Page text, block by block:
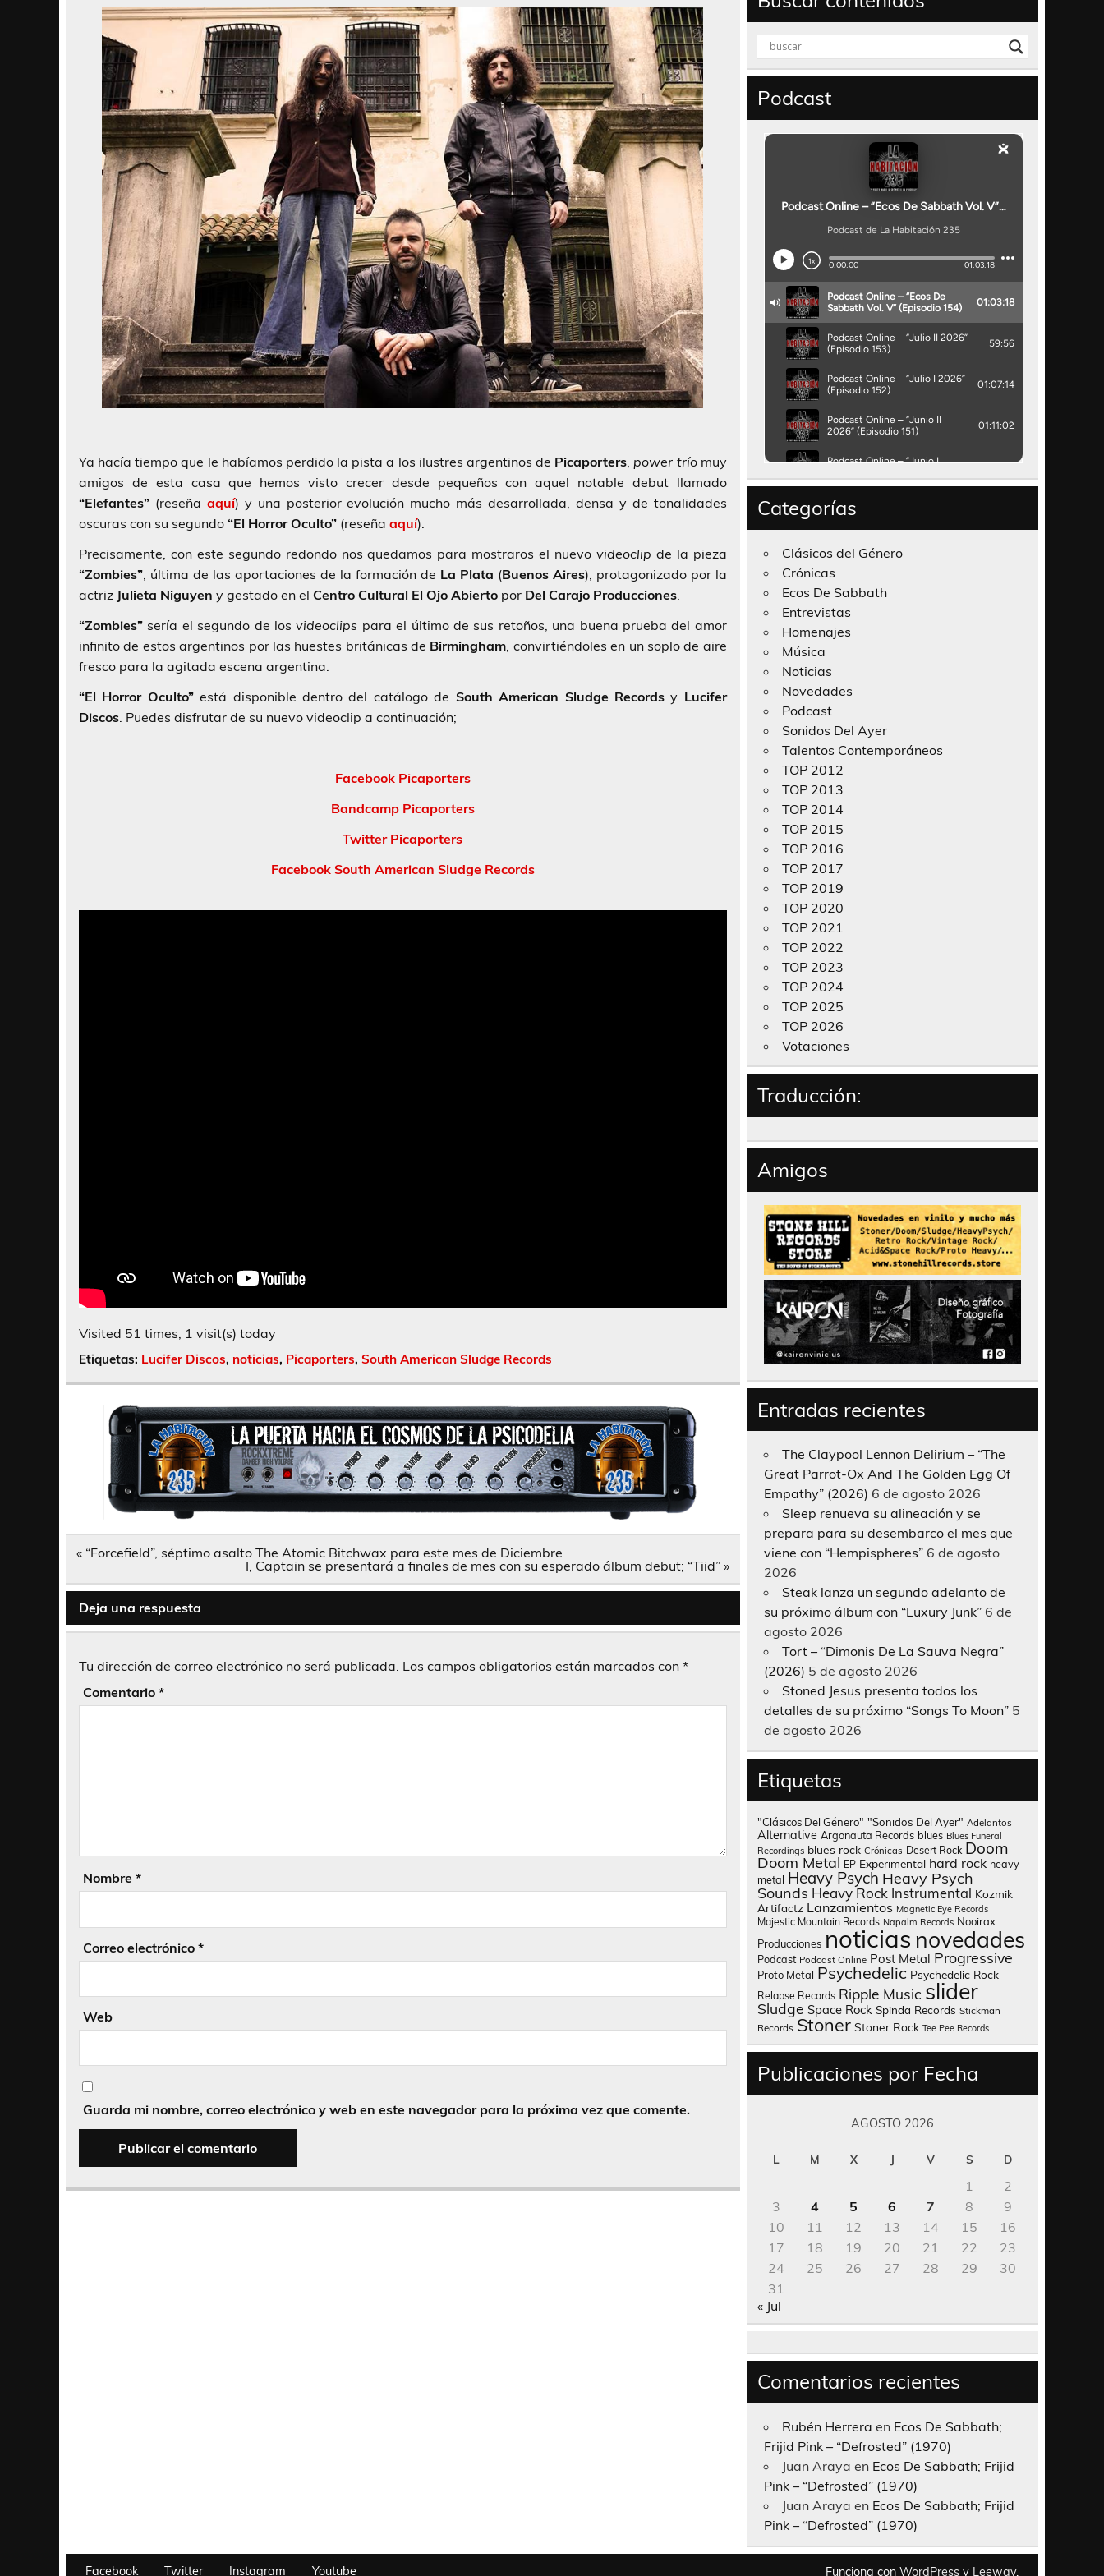
Ya hacía tiempo que le habíamos perdido la pista a los ilustres argentinos de Picaporters, power tríomuy
amigos de esta casa que hemos visto crecer desde pequeños con aquel notable debut llamado
“Elefantes” (reseña aquí) y una posterior evolución mucho más desarrollada, densa y de tonalidades
oscuras con su segundo “El Horror Oculto” (reseña aquí).
Precisamente, con este segundo redondo nos quedamos para mostraros el nuevovideoclip de la pieza
“Zombies”, última de las aportaciones de la formación de La Plata (Buenos Aires), protagonizado por la
actriz Julieta Niguyen y gestado en el Centro Cultural El Ojo Abierto por Del Carajo Producciones.
“Zombies” sería el segundo de losvideoclips para el último de sus retoños, una buena prueba del amor
infinito de estos argentinos por las huestes británicas de Birmingham, convirtiéndoles en un soplo de aire
fresco para la agitada escena argentina.
“El Horror Oculto”está disponible dentro del catálogo de South American Sludge Recordsy Lucifer
Discos. Puedes disfrutar de su nuevo videoclip a continuación;
Facebook Picaporters
Bandcamp Picaporters
Twitter Picaporters
Facebook South American Sludge Records
Visited 51 times, 1 visit(s) today
Etiquetas: Lucifer Discos, noticias, Picaporters, South American Sludge Records
Navegación
« “Forcefield”, séptimo asalto The Atomic Bitchwax para este mes de Diciembre
I, Captain se presentará a finales de mes con su esperado álbum debut; “Tiid” »
Deja una respuesta
Tu dirección de correo electrónico no será publicada. Los campos obligatorios están marcados con *
Comentario *
Nombre *
Correo electrónico *
Web
Guarda mi nombre, correo electrónico y web en este navegador para la próxima vez que comente.
Podcast
Categorías
Clásicos del Género
Crónicas
Ecos De Sabbath
Entrevistas
Homenajes
Música
Noticias
Novedades
Podcast
Sonidos Del Ayer
Talentos Contemporáneos
TOP 2012
TOP 2013
TOP 2014
TOP 2015
TOP 2016
TOP 2017
TOP 2019
TOP 2020
TOP 2021
TOP 2022
TOP 2023
TOP 2024
TOP 2025
TOP 2026
Votaciones
Traducción:
Amigos
Entradas recientes
The Claypool Lennon Delirium – “The
Great Parrot-Ox And The Golden Egg Of
Empathy” (2026) 6 de agosto 2026
Sleep renueva su alineación y se
prepara para su desembarco el mes que
viene con “Hempispheres” 6 de agosto
2026
Steak lanza un segundo adelanto de
su próximo álbum con “Luxury Junk” 6 de
agosto 2026
Tort – “Dimonis De La Sauva Negra”
(2026) 5 de agosto 2026
Stoned Jesus presenta todos los
detalles de su próximo “Songs To Moon” 5
de agosto 2026
Etiquetas
"Clásicos Del Género" "Sonidos Del Ayer" Adelantos
Alternative Argonauta Records blues Blues Funeral
Recordings blues rock Crónicas Desert Rock Doom
Doom Metal EP Experimental hard rock heavy
metal Heavy Psych Heavy Psych
Sounds Heavy Rock Instrumental Kozmik
Artifactz Lanzamientos Magnetic Eye Records
Majestic Mountain Records Napalm Records Nooirax
Producciones noticias novedades
Podcast Podcast Online Post Metal Progressive
Proto Metal Psychedelic Psychedelic Rock
Relapse Records Ripple Music slider
Sludge Space Rock Spinda Records Stickman
Records Stoner Stoner Rock Tee Pee Records
Publicaciones por Fecha
AGOSTO 2026
L M X J V S D
1
2
3
4 5 6 7 8
9
10
11 12 13 14 15
16
17
18 19 20 21 22
23
24
25 26 27 28 29
30
31
« Jul
Comentarios recientes
Rubén Herrera en Ecos De Sabbath;
Frijid Pink – “Defrosted” (1970)
Juan Araya en Ecos De Sabbath; Frijid
Pink – “Defrosted” (1970)
Juan Araya en Ecos De Sabbath; Frijid
Pink – “Defrosted” (1970)
Facebook Twitter Instagram Youtube Funciona con WordPress y Leeway.